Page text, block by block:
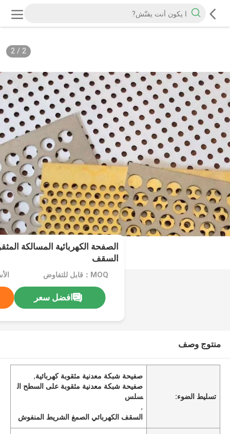
2
/
2
الصفحة الكهربائية المسالكة
السقف
MOQ：قابل للتفاوض
افضل سعر
منتوج وصف
تسليط الضوء:
صفيحة شبكة معدنية مثقوبة كهربائية,
صفيحة شبكة معدنية مثقوبة على السطح ال
سلس
,
السقف الكهربائي الصمغ الشريط المنفوش